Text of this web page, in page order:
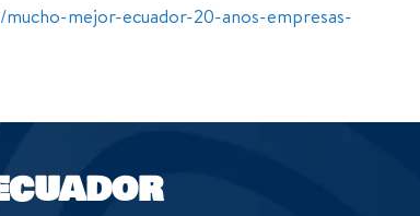
mejor-ecuador-20-anos-empresas-